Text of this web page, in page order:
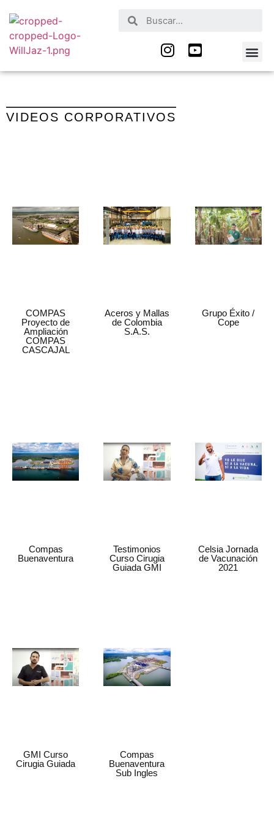
VIDEOS CORPORATIVOS
COMPAS
Proyecto de
Ampliación
COMPAS
CASCAJAL
Aceros y Mallas
de Colombia
S.A.S.
Grupo Éxito /
Cope
Compas
Buenaventura
Testimonios
Curso Cirugia
Guiada GMI
Celsia Jornada
de Vacunación
2021
GMI Curso
Cirugia Guiada
Compas
Buenaventura
Sub Ingles